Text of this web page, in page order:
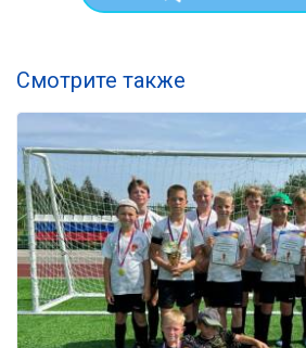
Смотрите также